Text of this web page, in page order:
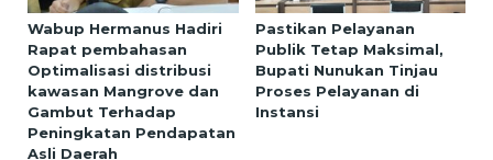
Wabup Hermanus Hadiri
Rapat pembahasan
Optimalisasi distribusi
kawasan Mangrove dan
Gambut Terhadap
Peningkatan Pendapatan
Asli Daerah
Pastikan Pelayanan
Publik Tetap Maksimal,
Bupati Nunukan Tinjau
Proses Pelayanan di
Instansi